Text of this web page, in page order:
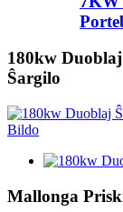
180kw
Ŝargilo
Mallonga